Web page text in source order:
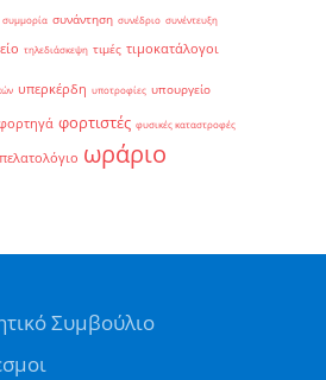
συμμορία συνάντηση συνέδριο συνέντευξη
τηλεδιάσκεψη τιμές τιμοκατάλογοι
υπερκέρδη υποτροφίες υπουργείο
φορτιστές φυσικές καταστροφές
ωράριο
Συμβούλιο